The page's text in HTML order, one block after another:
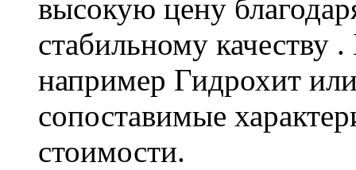
высокую цену
стабильному качеству
например Гидрохит
сопоставимые
стоимости.